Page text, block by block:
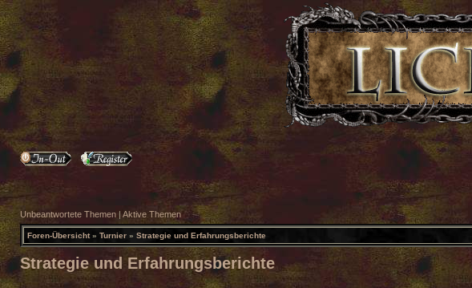
Unbeantwortete Themen | Aktive Themen
Foren-Übersicht» Turnier » Strategie und Erfahrungsberichte
Strategie und Erfahrungsberichte